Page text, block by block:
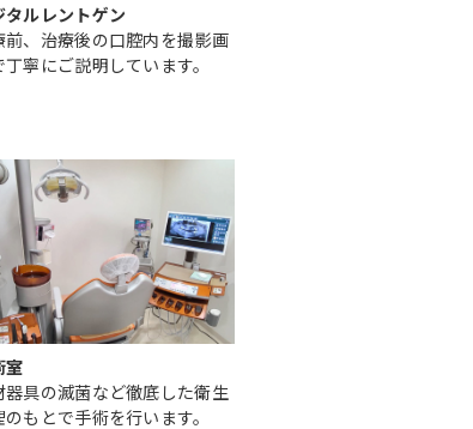
タルレントゲン
前、治療後の口腔内を撮影画
丁寧にご説明しています。
室
器具の滅菌など徹底した衛生
のもとで手術を行います。